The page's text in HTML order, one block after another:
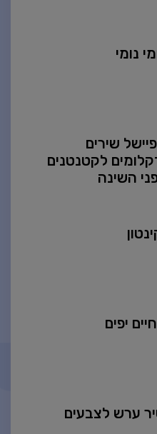
נומי
שירים
לקטנטנים
השינה
יפים
ערש לצבעים